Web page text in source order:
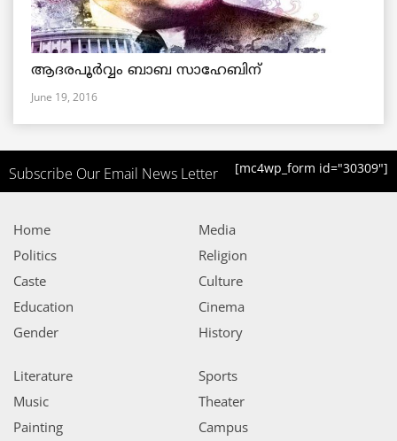
ആദരപൂര്‍വ്വം ബാബ സാഹേബിന്
June 19, 2016
Subscribe Our Email News Letter [mc4wp_form id="30309"]
Home
Politics
Caste
Education
Gender
Media
Religion
Culture
Cinema
History
Literature
Music
Painting
Sports
Theater
Campus